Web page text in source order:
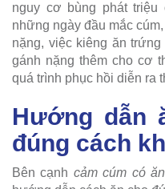
nguy cơ bùng phát triệu
những ngày đầu mắc
nặng, việc kiêng ăn
gánh nặng thêm cho cơ
quá trình phục hồi diễn ra
Hướng dẫn
đúng cách
Bên cạnh cảm cúm có